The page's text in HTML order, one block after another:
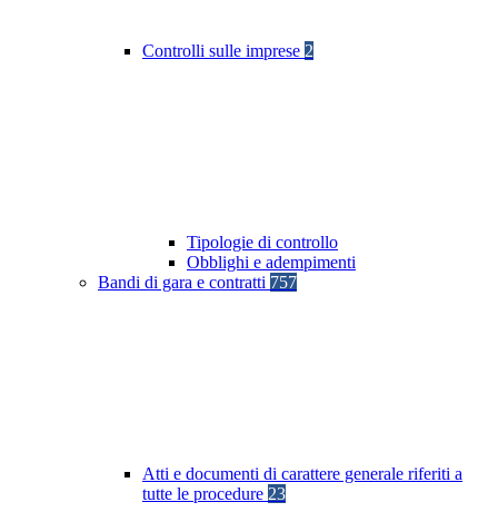
Controlli sulle imprese 2
Tipologie di controllo
Obblighi e adempimenti
Bandi di gara e contratti 757
Atti e documenti di carattere generale riferiti a
tutte le procedure 23